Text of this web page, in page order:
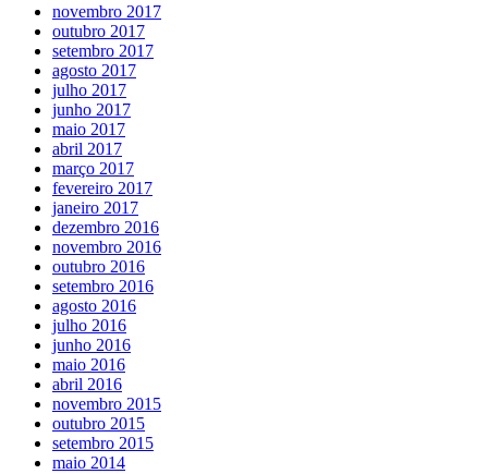
novembro 2017
outubro 2017
setembro 2017
agosto 2017
julho 2017
junho 2017
maio 2017
abril 2017
março 2017
fevereiro 2017
janeiro 2017
dezembro 2016
novembro 2016
outubro 2016
setembro 2016
agosto 2016
julho 2016
junho 2016
maio 2016
abril 2016
novembro 2015
outubro 2015
setembro 2015
maio 2014